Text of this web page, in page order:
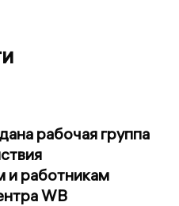
рабочая группа
и работникам
WB